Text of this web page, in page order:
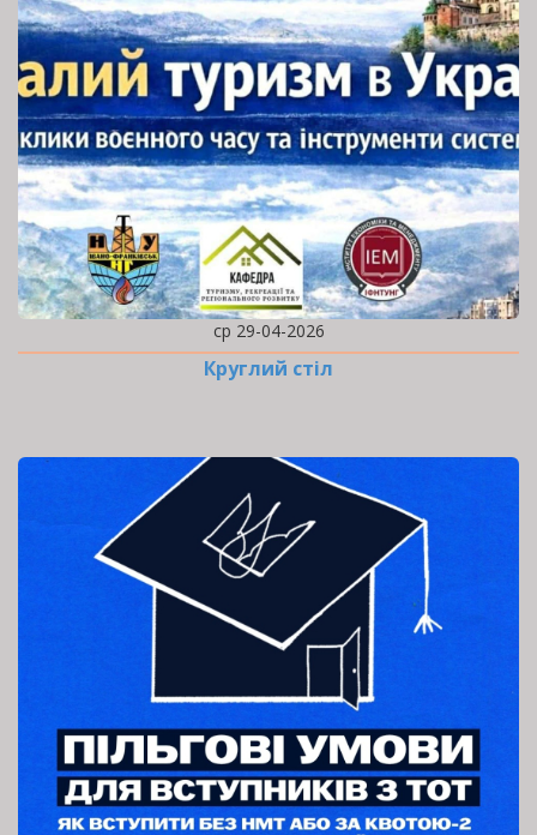
ср 29-04-2026
Круглий стіл